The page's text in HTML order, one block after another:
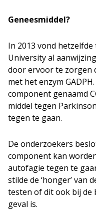
Geneesmiddel?
In 2013 vond
University al
door ervoor te zorgen
met het enzym
component genaamd
middel tegen
tegen te gaan.
De onderzoekers
component kan
autofagie tegen te
stilde de ‘honger’ van
testen of dit ook bij de
geval is.